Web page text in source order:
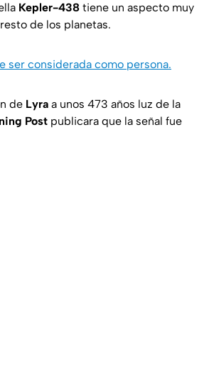
Kepler-438 tiene un aspecto muy
de los planetas.
ser considerada como persona.
de Lyra a unos 473 años luz de la
Post publicara que la señal fue